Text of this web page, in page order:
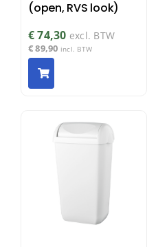
(open, RVS look)
€74,30 excl. BTW
€89,90 incl. BTW